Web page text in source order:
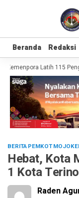
Beranda Redaksi
Beranda Redaksi
Latih 115
BERITA PEMKOT
Hebat, Kota
1 Kota
Raden